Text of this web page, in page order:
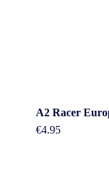
A2 Racer
€4.95